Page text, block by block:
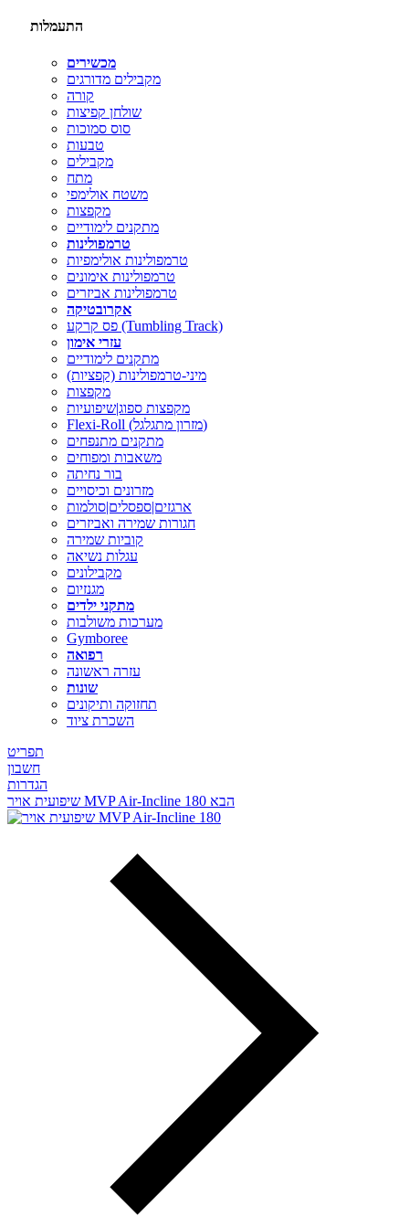
התעמלות
מכשירים
מקבילים מדורגים
קורה
שולחן קפיצות
סוס סמוכות
טבעות
מקבילים
מתח
משטח אולימפי
מקפצות
מתקנים לימודיים
טרמפולינות
טרמפולינות אולימפיות
טרמפולינות אימונים
טרמפולינות אביזרים
אקרובטיקה
פס קרקע (Tumbling Track)
עזרי אימון
מתקנים לימודיים
מיני-טרמפולינות (קפציות)
מקפצות
מקפצות ספוג|שיפועיות
Flexi-Roll (מזרון מתגלגל)
מתקנים מתנפחים
משאבות ומפוחים
בור נחיתה
מזרונים וכיסויים
ארגזים|ספסלים|סולמות
חגורות שמירה ואביזרים
קוביות שמירה
עגלות נשיאה
מקבילונים
מגנזיום
מתקני ילדים
מערכות משולבות
Gymboree
רפואה
עזרה ראשונה
שונות
תחזוקה ותיקונים
השכרת ציוד
תפריט
חשבון
הגדרות
שיפועית אויר MVP Air-Incline 180 הבא